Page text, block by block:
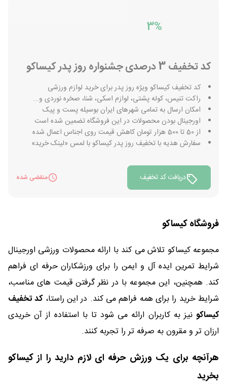
3%
کد تخفیف 3 درصدی جشنواره روز پدر کیساکو
کد تخفیف کیساکو ویژه روز پدر برای خرید لوازم ورزشی
راکت تنیس، کوله پشتی، لوازم اسکی، شنا، صخره نوردی و...
امکان ارسال به تمامی شهرهای ایران بوسیله پست و پیک
اورجینال بودن محصولات در این فروشگاه تضمین شده است
از 50 تا 500 هزار تومان کاهش قیمت روی اجناس اعمال شده
سفارش هدیه با تخفیف روز پدر کیساکو با لمس «لینک خرید»
دریافت کد تخفیف منقضی شده
فروشگاه کیساکو
مجموعه کیساکو تلاش می کند با ارائه محصولات ورزشی اورجینال
شرایط تمرین ایده آل و ایمن را برای ورزشکاران حرفه ای فراهم
کند. همچنین، این مجموعه با در نظر گرفتن قیمت های مناسب،
شرایط خرید را برای همه فراهم می کند. در این راستا،کد تخفیف
کیساکو نیز به کاربران ارائه می شود تا با استفاده از آن خریدی
ارزان تر و مقرون به صرفه تر را تجربه کنند.
هرآنچه برای یک ورزش حرفه ای لازم دارید را از کیساکو
بخرید